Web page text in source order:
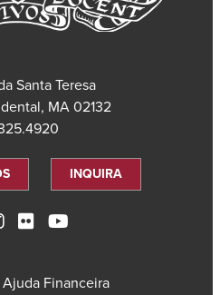
Santa Teresa
MA 02132
INQUIRA
Financeira